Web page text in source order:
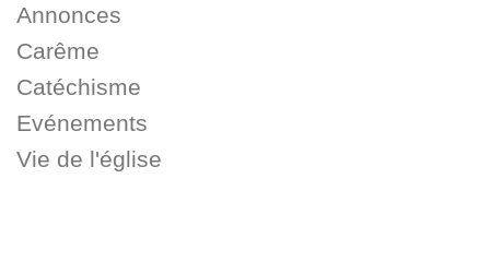
Annonces
Carême
Catéchisme
Evénements
Vie de l'église